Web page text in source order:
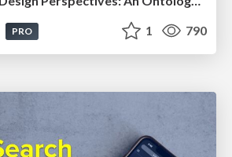
PRO 1 790